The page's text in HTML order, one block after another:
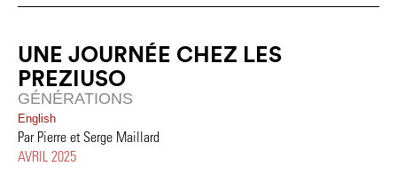
UNE JOURNÉE CHEZ LES
PREZIUSO
GÉNÉRATIONS
English
Par Pierre et Serge Maillard
AVRIL 2025